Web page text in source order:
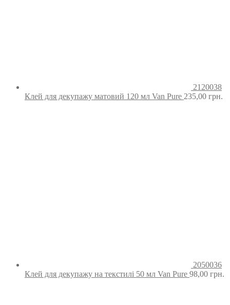
2120038
Клей для декупажу матовий 120 мл Van Pure 235,00 грн.
2050036
Клей для декупажу на текстилі 50 мл Van Pure 98,00 грн.